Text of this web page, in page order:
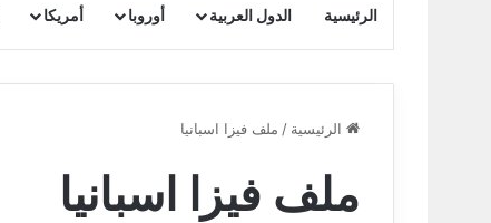
الرئيسية الدول العربية أوروبا أمريكا
الرئيسية / ملف فيزا اسبانيا
ملف فيزا اسبانيا